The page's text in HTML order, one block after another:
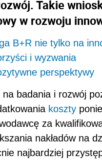
Takie
w rozwoju
B+R nie tylko na
i wyzwania
perspektywy
na badania i rozwój
koszty
za
nakładów na
najbardziej